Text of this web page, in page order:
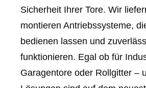
Sicherheit Ihrer Tore. Wir
montieren Antriebssysteme,
bedienen lassen und
funktionieren. Egal ob für
Garagentore oder Rollgitter –